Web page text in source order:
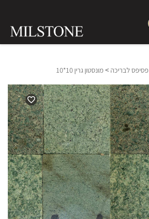
פסיפס לבריכה > מונסטון גרין 10*10